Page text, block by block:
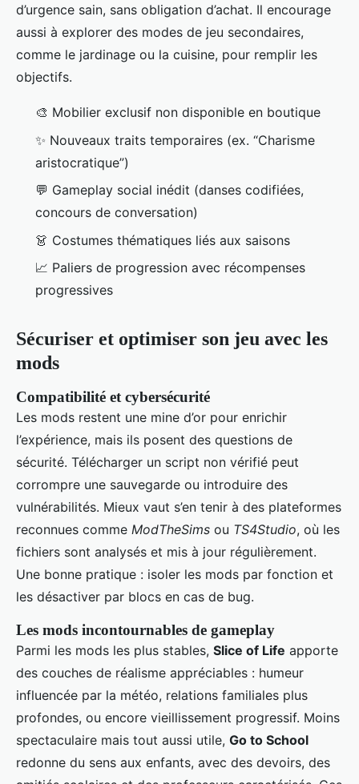
d’urgence sain, sans obligation d’achat. Il encourage
aussi à explorer des modes de jeu secondaires,
comme le jardinage ou la cuisine, pour remplir les
objectifs.
🎨 Mobilier exclusif non disponible en boutique
✨ Nouveaux traits temporaires (ex. “Charisme
aristocratique”)
💬 Gameplay social inédit (danses codifiées,
concours de conversation)
👗 Costumes thématiques liés aux saisons
📈 Paliers de progression avec récompenses
progressives
Sécuriser et optimiser son jeu avec les
mods
Compatibilité et cybersécurité
Les mods restent une mine d’or pour enrichir
l’expérience, mais ils posent des questions de
sécurité. Télécharger un script non vérifié peut
corrompre une sauvegarde ou introduire des
vulnérabilités. Mieux vaut s’en tenir à des plateformes
reconnues comme ModTheSims ou TS4Studio, où les
fichiers sont analysés et mis à jour régulièrement.
Une bonne pratique : isoler les mods par fonction et
les désactiver par blocs en cas de bug.
Les mods incontournables de gameplay
Parmi les mods les plus stables, Slice of Life apporte
des couches de réalisme appréciables : humeur
influencée par la météo, relations familiales plus
profondes, ou encore vieillissement progressif. Moins
spectaculaire mais tout aussi utile, Go to School
redonne du sens aux enfants, avec des devoirs, des